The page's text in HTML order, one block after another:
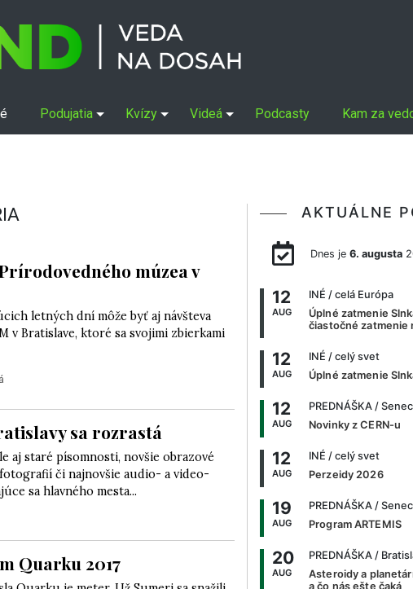
Podujatia Kvízy Videá Podcasty Kam za
múzea v
letných dní môže byť aj návšteva
v Bratislave, ktoré sa svojimi zbierkami
sa rozrastá
aj staré písomnosti, novšie obrazové
či najnovšie audio- a video-
sa hlavného mesta...
Quarku 2017
AKTUÁLNE
Dnes je 6. augusta
12
AUG
INÉ / celá Európa
Úplné zatmenie
čiastočné zatmenie
12
AUG
INÉ / celý svet
Úplné zatmenie
12
AUG
PREDNÁŠKA / Senec
Novinky z CERN-u
12
AUG
INÉ / celý svet
Perzeidy 2026
19
AUG
PREDNÁŠKA / Senec
Program ARTEMIS
20
AUG
PREDNÁŠKA /
Asteroidy a
a čo nás ešte čaká